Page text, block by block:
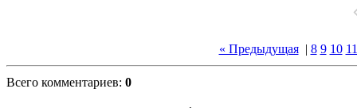
« Предыдущая| 8 9 10 11
Всего комментариев: 0